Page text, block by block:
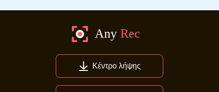
Κέντρο λήψης